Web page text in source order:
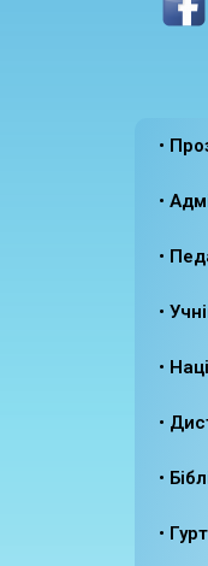
•
•
•
•
•
•
•
•